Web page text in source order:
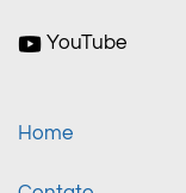
YouTube
Home